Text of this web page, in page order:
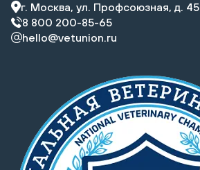
г. Москва, ул. Профсоюзная, д. 45
8 800 200-85-65
hello@vetunion.ru